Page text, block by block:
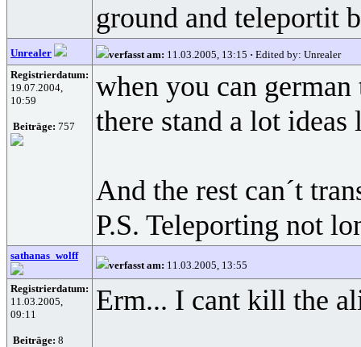
ground and teleportit
Unrealer verfasst am: 11.03.2005, 13:15 · Edited by: Unrealer
Registrierdatum:
19.07.2004,
10:59
Beiträge: 757
when you can
there stand a lot
And the rest can´t
P.S. Teleporting not
sathanas_wolff
verfasst am: 11.03.2005, 13:55
Registrierdatum:
11.03.2005,
09:11
Beiträge: 8
Erm... I cant kill the